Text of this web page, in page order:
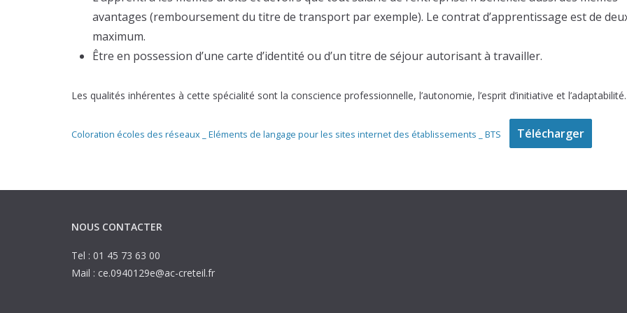
avantages (remboursement du titre de transport par exemple). Le contrat d’apprentissage est de
maximum.
Être en possession d’une carte d’identité ou d’un titre de séjour autorisant à travailler.
Les qualités inhérentes à cette spécialité sont la conscience professionnelle, l’autonomie, l’esprit d’initiative et l’adaptabilité.
Coloration écoles des réseaux _ Eléments de langage pour les sites internet des établissements _ BTS Télécharger
NOUS CONTACTER
Tel : 01 45 73 63 00
Mail : ce.0940129e@ac-creteil.fr